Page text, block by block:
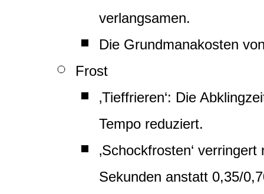
verlangsamen.
Die Grundmanakosten
Frost
‚Tieffrieren‘: Die
Tempo reduziert.
‚Schockfrosten‘
Sekunden anstatt 0,35/